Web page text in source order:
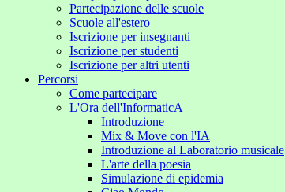
Partecipazione delle scuole
Scuole all'estero
Iscrizione per insegnanti
Iscrizione per studenti
Iscrizione per altri utenti
Percorsi
Come partecipare
L'Ora dell'InformaticA
Introduzione
Mix & Move con l'IA
Introduzione al Laboratorio musicale
L'arte della poesia
Simulazione di epidemia